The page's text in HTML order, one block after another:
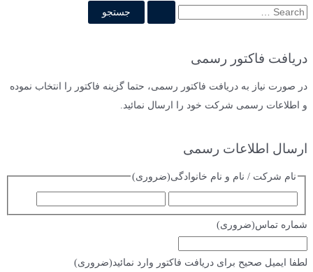
دریافت فاکتور رسمی
در صورت نیاز به دریافت فاکتور رسمی، حتما گزینه فاکتور را انتخاب نموده
و اطلاعات رسمی شرکت خود را ارسال نمائید.
ارسال اطلاعات رسمی
نام شرکت / نام و نام خانوادگی(ضروری)
شماره تماس(ضروری)
لطفا ایمیل صحیح برای دریافت فاکتور وارد نمائید(ضروری)